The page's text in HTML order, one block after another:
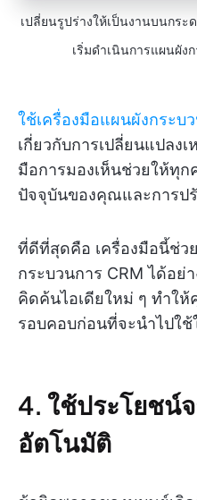
เปลี่ยนรูปร่างให้เป็นงานบนกร
เริ่มดำเนินการแผนผั
ใช้เครื่องมือแผนผังกระบ
เกี่ยวกับการเปลี่ยนแปลง
มือการมองเห็นช่วยให้ทุก
ปัจจุบันของคุณและการป
ที่ดีที่สุดคือ เครื่องมือนี้ช่
กระบวนการ CRM ได้อ
คิดค้นไอเดียใหม่ ๆ ทำใ
รอบคอบก่อนที่จะนำไปใช้
4. ใช้ประโยชน์
อัตโนมัติ